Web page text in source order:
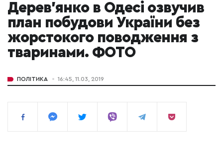
Дерев’янко в Одесі озвучив
план побудови України без
жорстокого поводження з
тваринами. ФОТО
ПОЛІТИКА 16:45, 11.03, 2019